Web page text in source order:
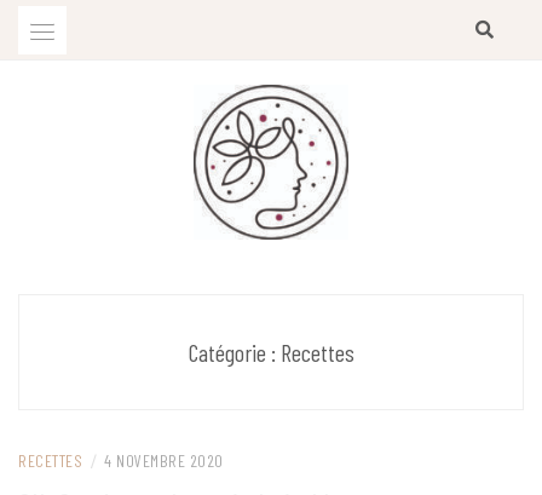
Catégorie : Recettes
RECETTES / 4 NOVEMBRE 2020